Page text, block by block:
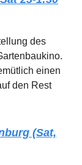
des
einen
den Rest
(Sat,